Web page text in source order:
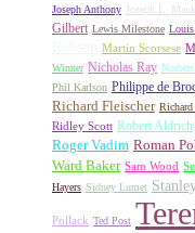
Joseph Anthony Joseph L.
Gilbert Lewis Milestone
Martin Scorsese
Winner Nicholas Ray
Phil Karlson Philippe de
Richard Fleischer Richard
Ridley Scott Robert Aldrich
Roger Vadim Roman
Ward Baker Sam Wood
Hayers Sidney Lumet
Pollack Ted Post